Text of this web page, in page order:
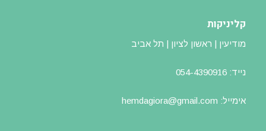
קליניקות
מודיעין | ראשון לציון | תל אביב
נייד: 054-4390916
אימייל: hemdagiora@gmail.com